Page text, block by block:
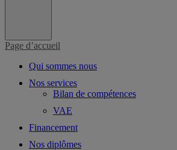
Page d’accueil
Qui sommes nous
Nos services
Bilan de compétences
VAE
Financement
Nos diplômes